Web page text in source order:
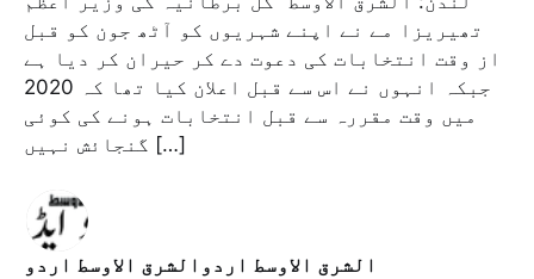
تھیریزا مے نے اپنے شہریوں کو آٹھ جون کو قبل
از وقت انتخابات کی دعوت دے کر حیران کر دیا ہے
جبکہ انہوں نے اس سے قبل اعلان کیا تھا کہ 2020
میں وقت مقررہ سے قبل انتخابات ہونے کی کوئی
گنجائش نہیں […]
الشرق الاوسط اردوالشرق الاوسط اردو